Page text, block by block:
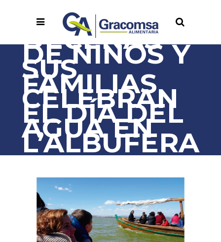
DECENAS
DE NIÑOS Y
SUS
FAMILIAS
CELEBRAN
EL DÍA DEL
AGUA EN
L’ALBUFERA